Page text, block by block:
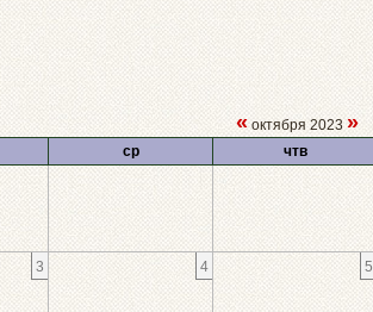
«октября 2023 »
ср чтв
3 4 5